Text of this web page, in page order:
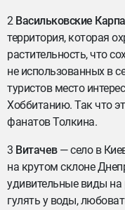
2 Васильковские
территория, которая
растительность, что
не использованных в
туристов место
Хоббитанию. Так что
фанатов Толкина.
3 Витачев— село в
на крутом склоне
удивительные виды на
гулять у воды,